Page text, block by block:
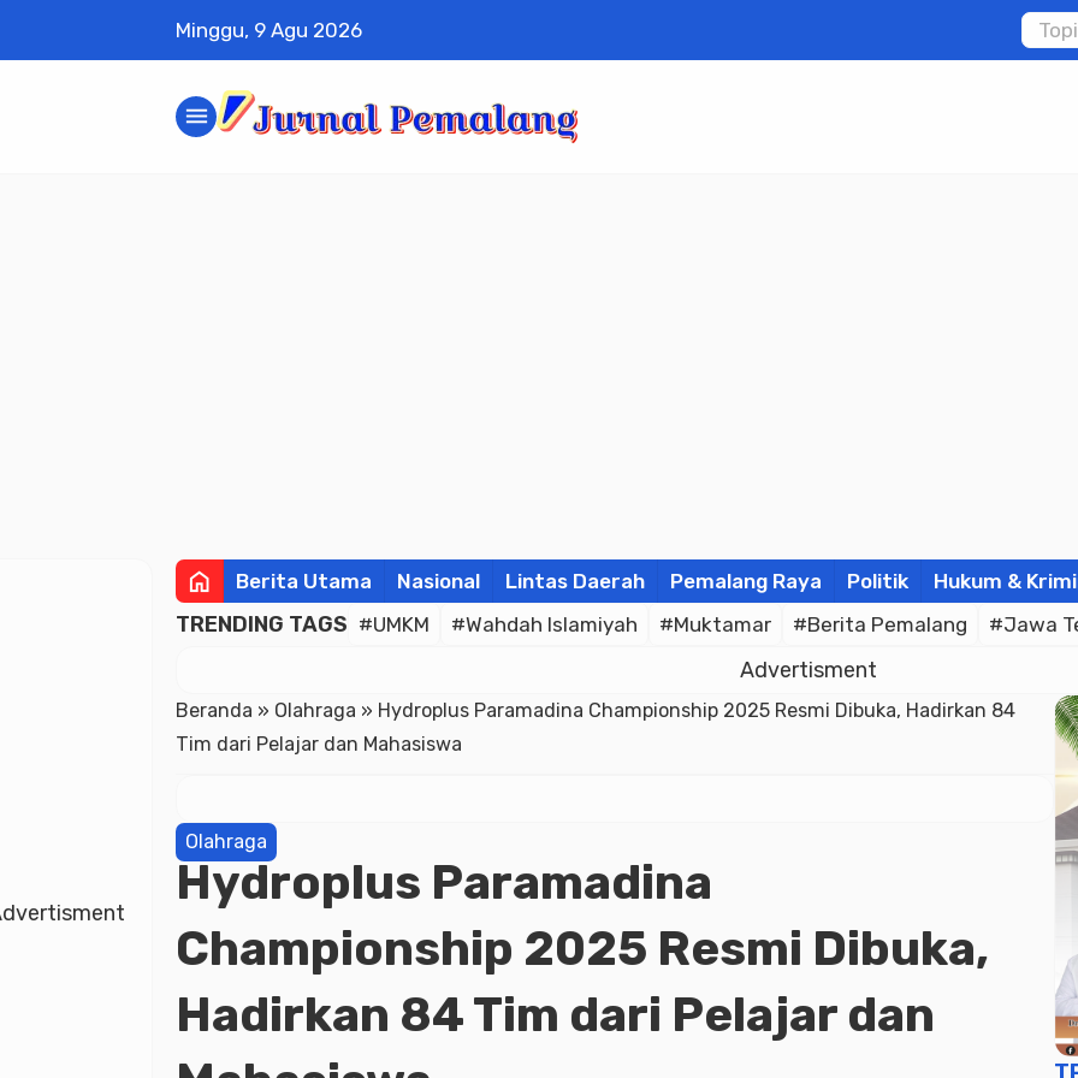
Minggu, 9 Agu 2026
menu
home Berita Utama Nasional Lintas Daerah Pemalang Raya Politik Hukum &
TRENDING TAGS #UMKM #Wahdah Islamiyah #Muktamar #Berita Pemalang #Jawa
Advertisment
Beranda » Olahraga » Hydroplus Paramadina Championship 2025 Resmi Dibuka, Hadirkan 84
Tim dari Pelajar dan Mahasiswa
Olahraga
Hydroplus Paramadina
Championship 2025 Resmi Dibuka,
Hadirkan 84 Tim dari Pelajar dan